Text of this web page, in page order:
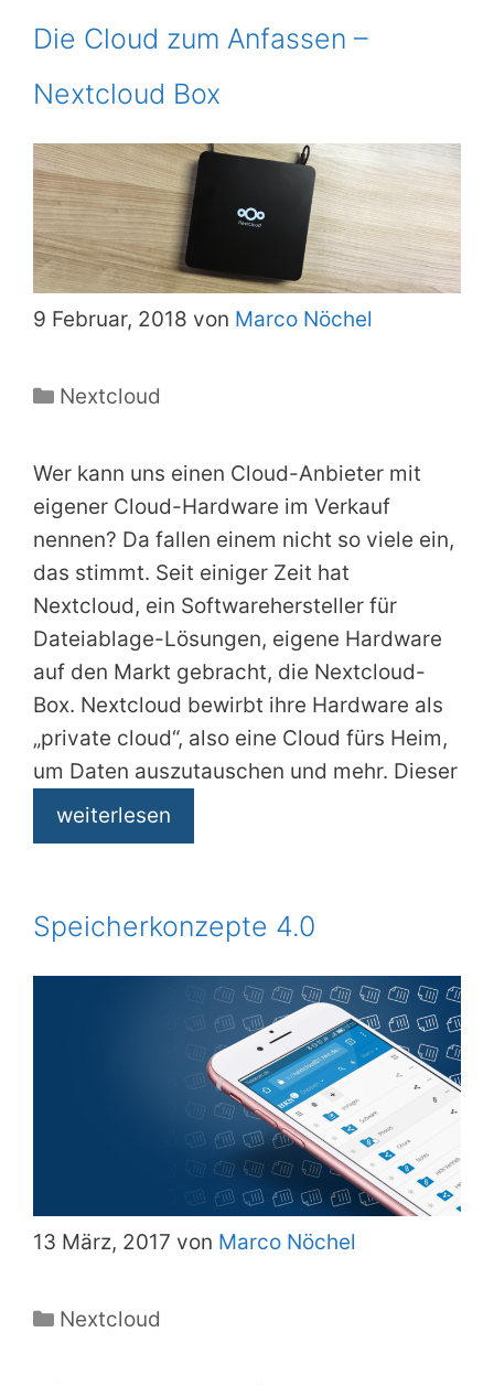
Die Cloud zum Anfassen –
Nextcloud Box
9 Februar, 2018 von Marco Nöchel
Kategorien
Nextcloud
Wer kann uns einen Cloud-Anbieter mit
eigener Cloud-Hardware im Verkauf
nennen? Da fallen einem nicht so viele ein,
das stimmt. Seit einiger Zeit hat
Nextcloud, ein Softwarehersteller für
Dateiablage-Lösungen, eigene Hardware
auf den Markt gebracht, die Nextcloud-
Box. Nextcloud bewirbt ihre Hardware als
„private cloud“, also eine Cloud fürs Heim,
um Daten auszutauschen und mehr. Dieser
weiterlesen
Speicherkonzepte 4.0
13 März, 2017 von Marco Nöchel
Kategorien
Nextcloud